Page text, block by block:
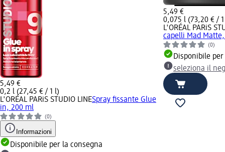
5,49 €
0,2 l (27,45 € / 1 l)
L'ORÉAL PARiS STUDIO LINESpray fissante Glue
in, 200 ml
(0)
Informazioni
Disponibile per la consegna
5,49 €
0,075 l (73,20 € /
L'ORÉAL PARiS
capelli Mad
(0)
Disponibile
seleziona il